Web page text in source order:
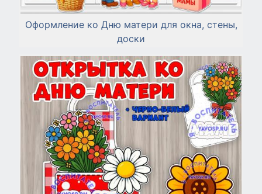
Оформление ко Дню матери для окна, стены,
доски